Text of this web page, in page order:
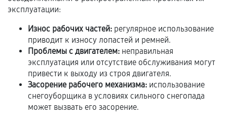
В некоторых случаях возможно оформление
расширенной гарантии. Стоимость, сроки и
условия продления согласовываются отдельно и
фиксируются в документах.
Когда гарантия не действует
эксплуатации:
Износ рабочих частей: регулярное использование
приводит к износу лопастей и ремней.
Проблемы с двигателем: неправильная
эксплуатация или отсутствие обслуживания могут
привести к выходу из строя двигателя.
Засорение рабочего механизма: использование
снегоуборщика в условиях сильного снегопада
может вызвать его засорение.